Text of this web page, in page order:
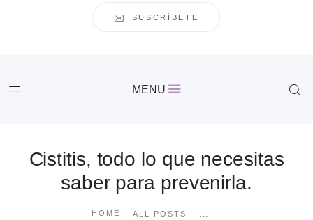
SUSCRÍBETE
MENU
Cistitis, todo lo que necesitas
saber para prevenirla.
HOME ALL POSTS ...